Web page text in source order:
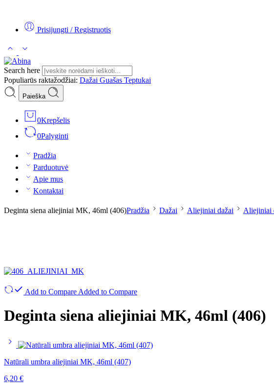
Prisijungti / Registruotis
Search here
Populiarūs raktažodžiai: Dažai Guašas Teptukai
Paieška
0Krepšelis
0Palyginti
Pradžia
Parduotuvė
Apie mus
Kontaktai
Deginta siena aliejiniai MK, 46ml (406)Pradžia Dažai Aliejiniai dažai Aliejiniai
Add to Compare Added to Compare
Deginta siena aliejiniai MK, 46ml (406)
Natūrali umbra aliejiniai MK, 46ml (407)
6,20 €